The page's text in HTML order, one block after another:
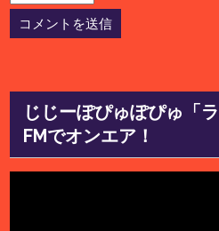
じじーぽぴゅぽぴゅ「
FMでオンエア！